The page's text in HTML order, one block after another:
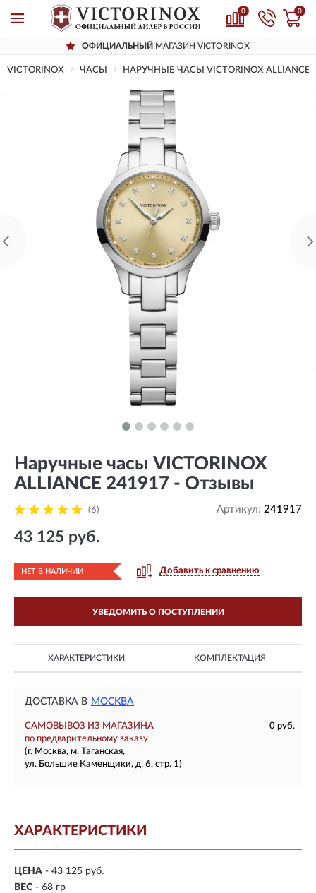
0 0
ОФИЦИАЛЬНЫЙ МАГАЗИН VICTORINOX
VICTORINOX ЧАСЫ НАРУЧНЫЕ ЧАСЫ VICTORINOX ALLIANCE
Наручные часы VICTORINOX
ALLIANCE 241917 - Отзывы
(6) Артикул: 241917
43 125 руб.
НЕТ В НАЛИЧИИ Добавить к сравнению
УВЕДОМИТЬ О ПОСТУПЛЕНИИ
ХАРАКТЕРИСТИКИ КОМПЛЕКТАЦИЯ
ДОСТАВКА В МОСКВА
САМОВЫВОЗ ИЗ МАГАЗИНА
0 руб.
по предварительному заказу
(г. Москва, м. Таганская,
ул. Большие Каменщики, д. 6, стр. 1)
ХАРАКТЕРИСТИКИ
ЦЕНА - 43 125 руб.
ВЕС - 68 гр